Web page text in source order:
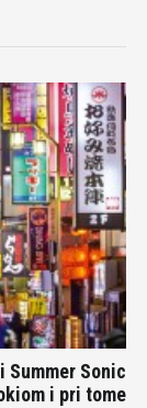
Sonic
i pri tome